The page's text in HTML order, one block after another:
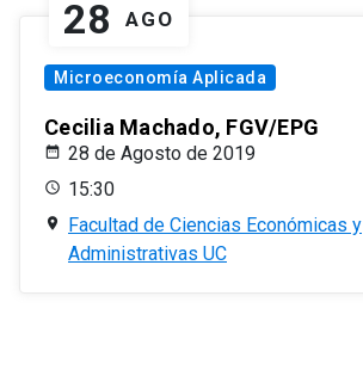
28 AGO
Microeconomía Aplicada
Cecilia Machado, FGV/EPG
28 de Agosto de 2019
15:30
Facultad de Ciencias Económicas y
Administrativas UC